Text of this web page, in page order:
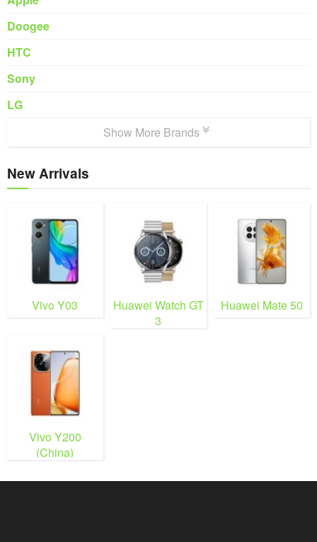
Doogee
HTC
Sony
LG
Show More Brands
New Arrivals
Vivo Y03
Huawei Watch GT
3
Huawei Mate 50
Vivo Y200
(China)